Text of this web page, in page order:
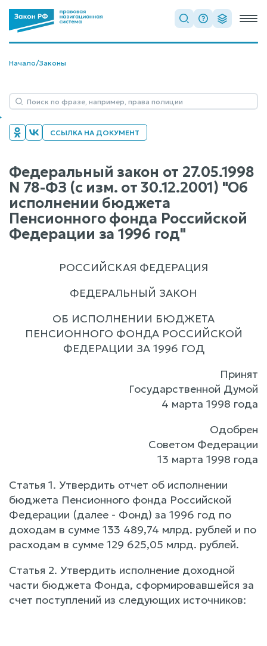
Начало/Законы
ССЫЛКА НА ДОКУМЕНТ
Федеральный закон от 27.05.1998
N 78-ФЗ (с изм. от 30.12.2001) "Об
исполнении бюджета
Пенсионного фонда Российской
Федерации за 1996 год"
РОССИЙСКАЯ ФЕДЕРАЦИЯ
ФЕДЕРАЛЬНЫЙ ЗАКОН
ОБ ИСПОЛНЕНИИ БЮДЖЕТА
ПЕНСИОННОГО ФОНДА РОССИЙСКОЙ
ФЕДЕРАЦИИ ЗА 1996 ГОД
Принят
Государственной Думой
4 марта 1998 года
Одобрен
Советом Федерации
13 марта 1998 года
Статья 1. Утвердить отчет об исполнении
бюджета Пенсионного фонда Российской
Федерации (далее - Фонд) за 1996 год по
доходам в сумме 133 489,74 млрд. рублей и по
расходам в сумме 129 625,05 млрд. рублей.
Статья 2. Утвердить исполнение доходной
части бюджета Фонда, сформировавшейся за
счет поступлений из следующих источников: